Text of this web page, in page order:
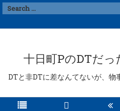
十日町PのDTだっ
DTと非DTに差なんてないが、物